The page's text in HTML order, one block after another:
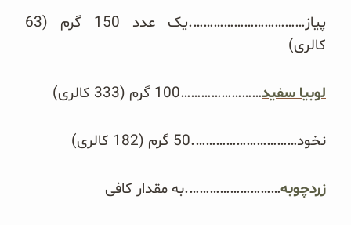
سبوس و جوانه‌ها
پیاز…………………………….یک عدد 150 گرم (63
کالری)
لوبیا سفید……………………100 گرم (333 کالری)
نخود………………………….50 گرم (182 کالری)
زردچوبه……………………….به مقدار کافی